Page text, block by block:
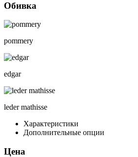
Обивка
pommery
edgar
leder mathisse
Характеристики
Дополнительные опции
Цена